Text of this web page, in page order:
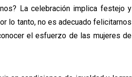
La celebración implica festejo y
lo tanto, no es adecuado felicitarnos
el esfuerzo de las mujeres de